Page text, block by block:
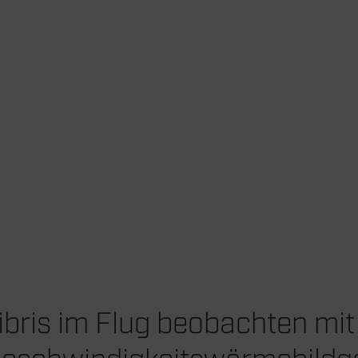
im Flug beobachten